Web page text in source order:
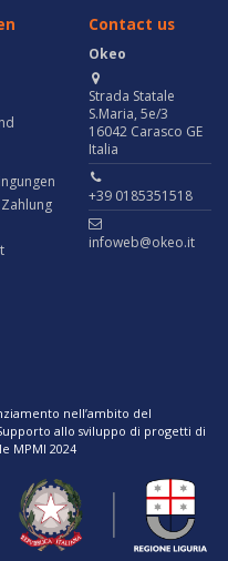
Contact us
Okeo
Strada Statale
S.Maria, 5e/3
16042 Carasco GE
Italia
+39 0185351518
infoweb@okeo.it
nell’ambito del
Supporto allo sviluppo di progetti di
MPMI 2024